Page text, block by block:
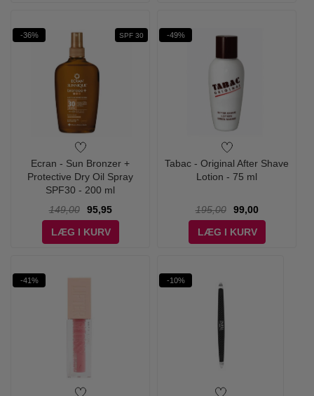
-36% SPF 30
Ecran - Sun Bronzer +
Protective Dry Oil Spray
SPF30 - 200 ml
149,00
95,95
LÆG I KURV
-49%
Tabac - Original After Shave
Lotion - 75 ml
195,00
99,00
LÆG I KURV
-41% -10%